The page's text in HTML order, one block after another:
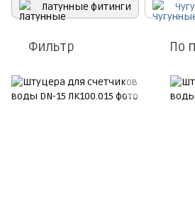
Латунные фитинги
Фильтр По